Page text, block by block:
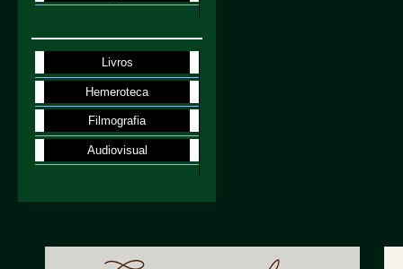
Livros
Hemeroteca
Filmografia
Audiovisual